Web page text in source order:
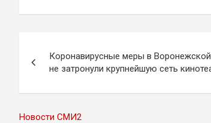
по
записям
Коронавирусные меры в
не затронули крупнейшую сеть
Новости СМИ2